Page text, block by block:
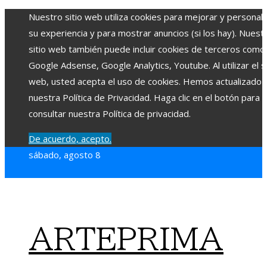
Nuestro sitio web utiliza cookies para mejorar y
su experiencia y para mostrar anuncios (si los hay).
sitio web también puede incluir cookies de terceros como
Google Adsense, Google Analytics, Youtube. Al utilizar el
web, usted acepta el uso de cookies. Hemos actualizado
nuestra Política de Privacidad. Haga clic en el botón para
consultar nuestra Política de privacidad.
De acuerdo, acepto.
sábado, agosto 8
ARTEPRIMA